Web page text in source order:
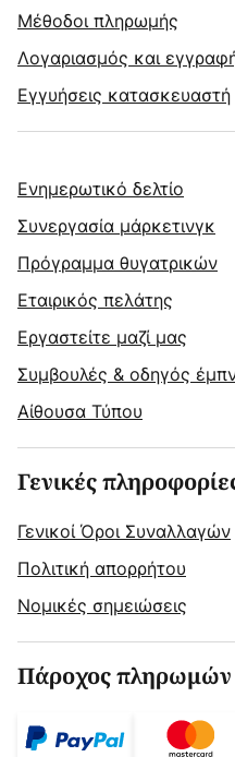
Μέθοδοι πληρωμής
Λογαριασμός και
Εγγυήσεις κατασκευαστή
Ενημερωτικό δελτίο
Συνεργασία μάρκετινγκ
Πρόγραμμα θυγατρικών
Εταιρικός πελάτης
Εργαστείτε μαζί μας
Συμβουλές & οδηγός
Αίθουσα Τύπου
Γενικές
Γενικοί Όροι Συναλλαγών
Πολιτική απορρήτου
Νομικές σημειώσεις
Πάροχος πληρωμών